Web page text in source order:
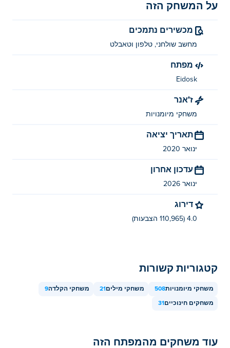
על המשחק הזה
מכשירים נתמכים
מחשב שולחני, טלפון וטאבלט
מפתח
Eidosk
ז'אנר
משחקי מיומנויות
תאריך יציאה
ינואר 2020
עדכון אחרון
ינואר 2026
דירוג
4.0 (110,965 הצבעות)
קטגוריות קשורות
משחקי מיומנויות508 משחקי מילים 21 משחקי הקלדה9
משחקים חינוכיים 31
עוד משחקים מהמפתח הזה